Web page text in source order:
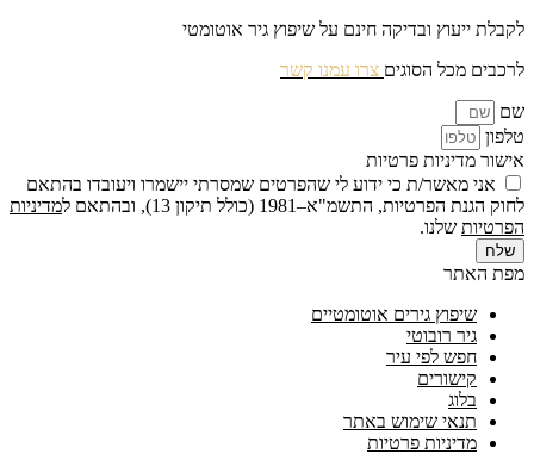
לקבלת ייעוץ ובדיקה חינם על שיפוץ גיר אוטומטי
לרכבים מכל הסוגים צרו עמנו קשר
שם
טלפון
אישור מדיניות פרטיות
אני מאשר/ת כי ידוע לי שהפרטים שמסרתי יישמרו ויעובדו בהתאם
לחוק הגנת הפרטיות, התשמ"א–1981 (כולל תיקון 13), ובהתאם ל
מדיניות
הפרטיות שלנו.
שלח
מפת האתר
שיפוץ גירים אוטומטיים
גיר רובוטי
חפש לפי עיר
קישורים
בלוג
תנאי שימוש באתר
מדיניות פרטיות